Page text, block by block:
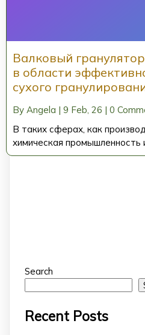
Валковый
в области
сухого
By Angela | 9 Feb, 26 | 0
В таких сферах, как
химическая промышленность
Search
Recent Posts